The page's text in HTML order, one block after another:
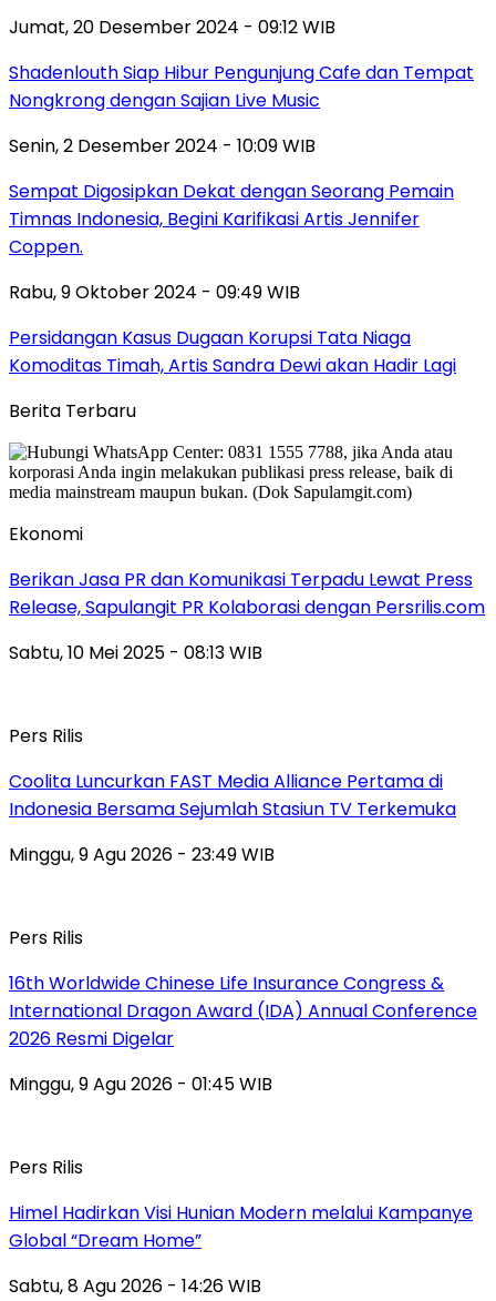
Jumat, 20 Desember 2024 - 09:12 WIB
Shadenlouth Siap Hibur Pengunjung Cafe dan Tempat
Nongkrong dengan Sajian Live Music
Senin, 2 Desember 2024 - 10:09 WIB
Sempat Digosipkan Dekat dengan Seorang Pemain
Timnas Indonesia, Begini Karifikasi Artis Jennifer
Coppen.
Rabu, 9 Oktober 2024 - 09:49 WIB
Persidangan Kasus Dugaan Korupsi Tata Niaga
Komoditas Timah, Artis Sandra Dewi akan Hadir Lagi
Berita Terbaru
Ekonomi
Berikan Jasa PR dan Komunikasi Terpadu Lewat Press
Release, Sapulangit PR Kolaborasi dengan Persrilis.com
Sabtu, 10 Mei 2025 - 08:13 WIB
Pers Rilis
Coolita Luncurkan FAST Media Alliance Pertama di
Indonesia Bersama Sejumlah Stasiun TV Terkemuka
Minggu, 9 Agu 2026 - 23:49 WIB
Pers Rilis
16th Worldwide Chinese Life Insurance Congress &
International Dragon Award (IDA) Annual Conference
2026 Resmi Digelar
Minggu, 9 Agu 2026 - 01:45 WIB
Pers Rilis
Himel Hadirkan Visi Hunian Modern melalui Kampanye
Global “Dream Home”
Sabtu, 8 Agu 2026 - 14:26 WIB